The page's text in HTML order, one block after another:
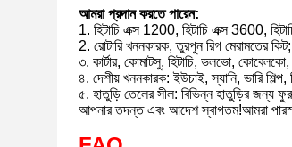
আমরা প্রদান করতে পারেন:
1. হিটাচি এক্স 1200, হিটাচি এক্স 3600,
2. রোটারি খননকারক, তুরপুন রিগ মেরামতের কিট;
৩. কার্টার, কোমাটসু, হিটাচি, ভলভো,
৪. দেশীয় খননকারক: ইউচাই, স্যানি, ভারি
৫. হাতুড়ি তেলের সীল: বিভিন্ন হাতুড়ির জন্য
আপনার তদন্ত এবং আদেশ স্বাগতম!আমরা